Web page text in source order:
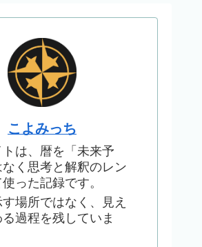
こよみっち
トは、暦を「未来予
く思考と解釈のレン
った記録です。
場所ではなく、見え
過程を残していま